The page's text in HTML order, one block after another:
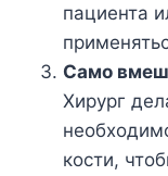
пациента
Само
Хирург
кости,